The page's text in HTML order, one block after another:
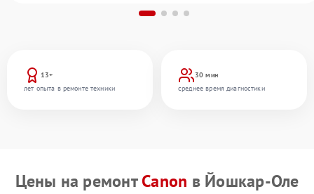
13+
лет опыта в ремонте техники
30 мин
среднее время диагностики
Цены на ремонтCanon в Йошкар-Оле